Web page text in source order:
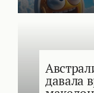
давала